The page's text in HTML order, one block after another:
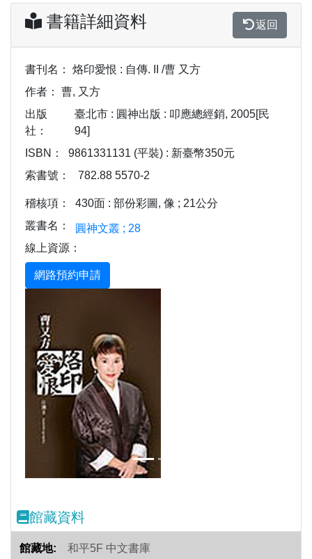
書籍詳細資料 返回
書刊名：
烙印愛恨 : 自傳. II /曹 又方
作者：
曹, 又方
出版
社：
臺北市 : 圓神出版 : 叩應總經銷, 2005[民
94]
ISBN：
9861331131 (平裝) : 新臺幣350元
索書號：
782.88 5570-2
稽核項：
430面 : 部份彩圖, 像 ; 21公分
叢書名：
圓神文叢 ; 28
線上資源：
Previous
館藏資料
和平5F 中文書庫